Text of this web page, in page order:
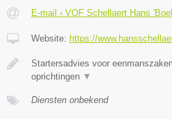
E-mail › VOF Schellaert Hans
Website: https://
Startersadvies voor
oprichtingen ▼
Diensten onbekend